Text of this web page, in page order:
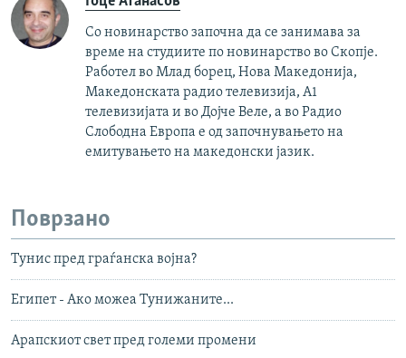
Со новинарство започна да се занимава за
време на студиите по новинарство во Скопје.
Работел во Млад борец, Нова Македонија,
Македонската радио телевизија, А1
телевизијата и во Дојче Веле, а во Радио
Слободна Европа е од започнувањето на
емитувањето на македонски јазик.
Поврзано
Тунис пред граѓанска војна?
Египет - Ако можеа Тунижаните...
Арапскиот свет пред големи промени